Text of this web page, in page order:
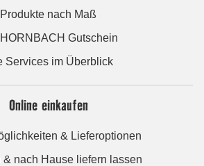
Produkte nach Maß
Gutschein
Services im Überblick
Online einkaufen
& Lieferoptionen
& nach Hause liefern lassen